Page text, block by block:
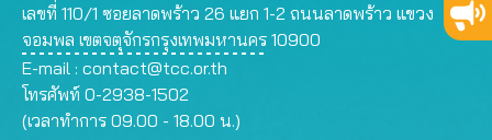
เลขที่ 110/1 ซอยลาดพร้าว 26 แยก 1-2 ถนนลาดพร้าว แขวง
จอมพล เขตจตุจักรกรุงเทพมหานคร 10900
E-mail : contact@tcc.or.th
โทรศัพท์ 0-2938-1502
(เวลาทำการ 09.00 - 18.00 น.)